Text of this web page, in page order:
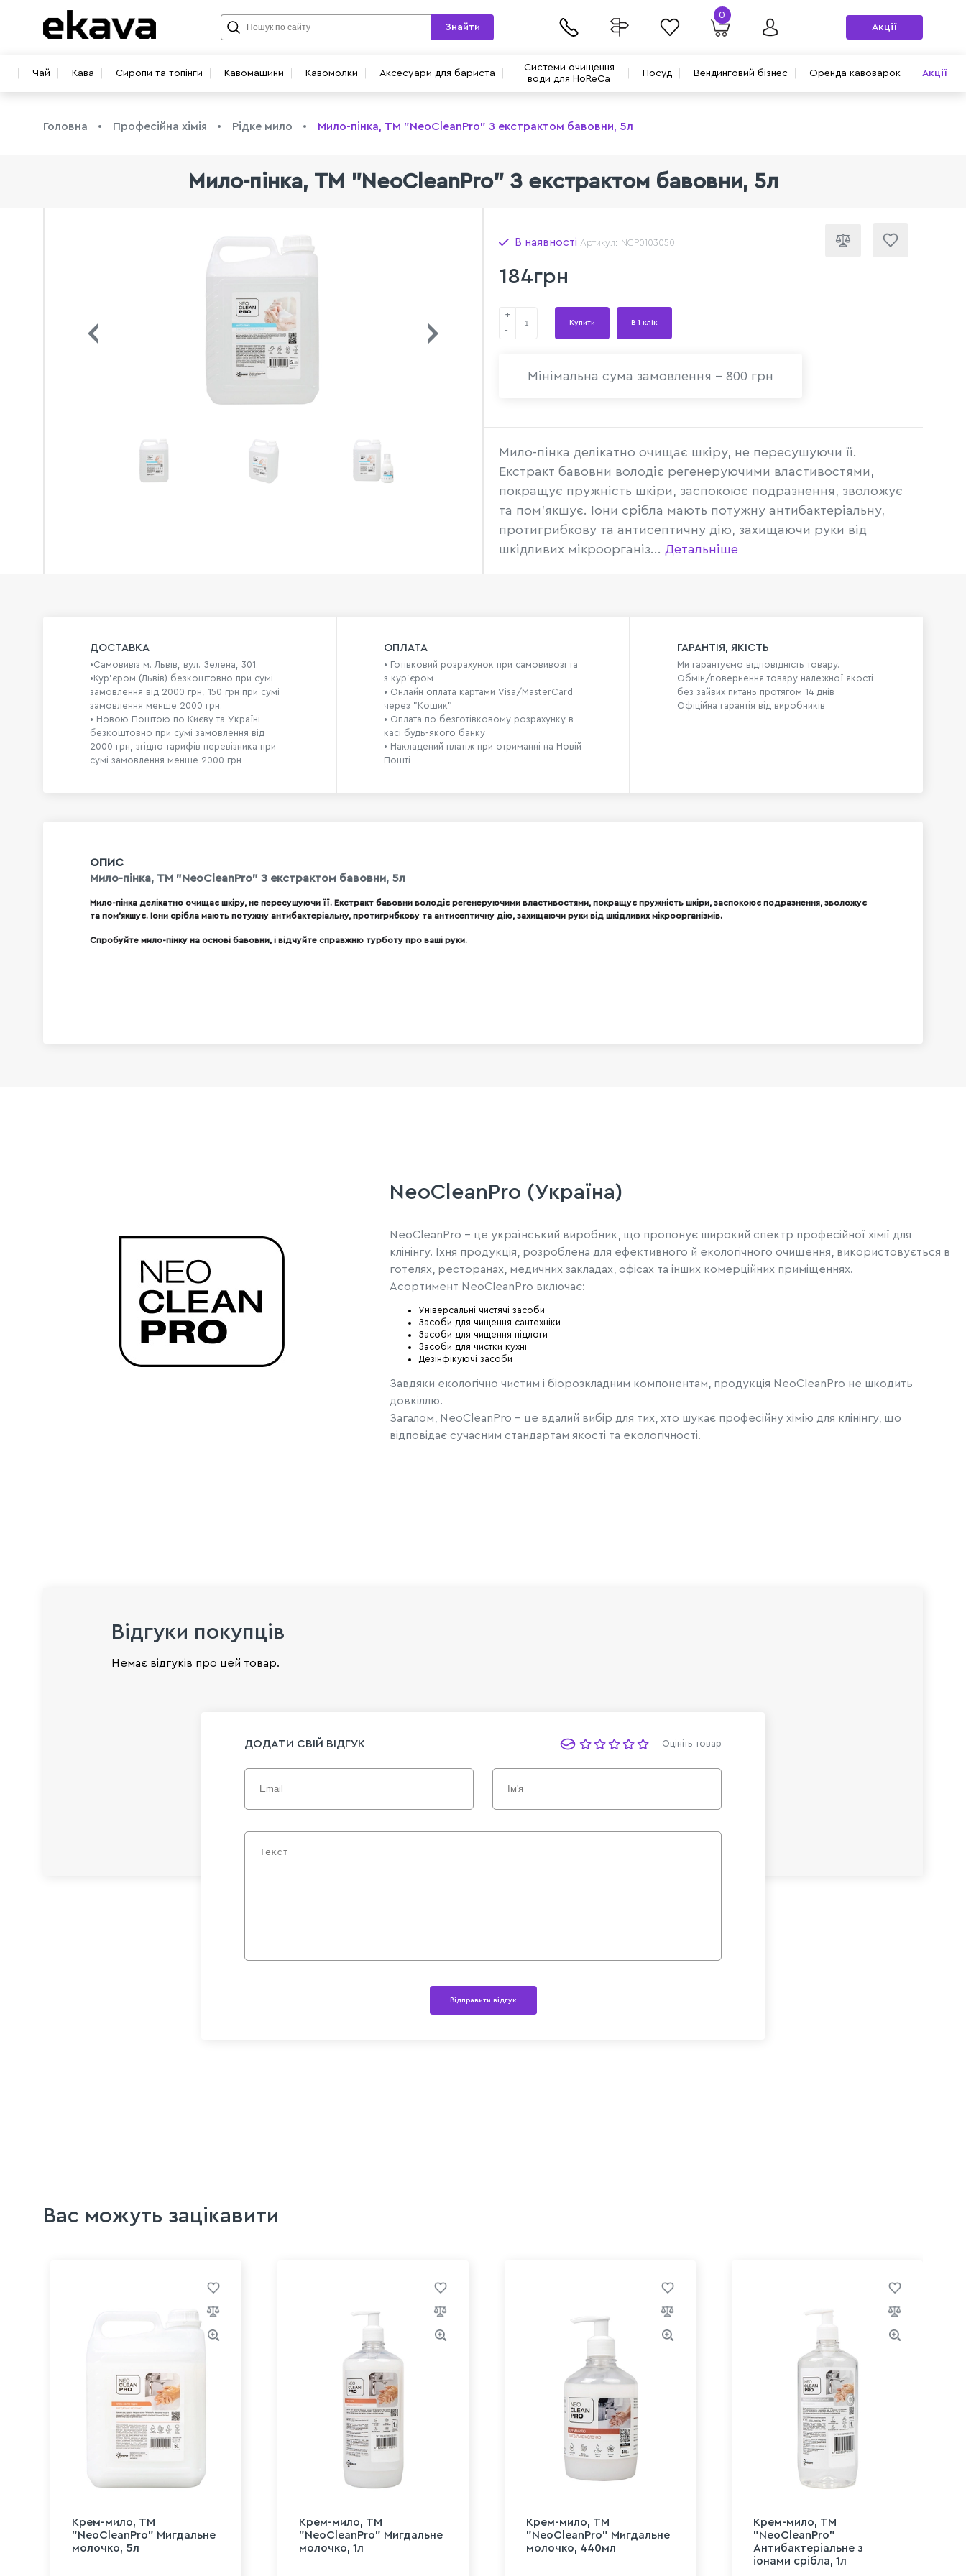
Чай Кава Сиропи та топінги Кавомашини Кавомолки Аксесуари для бариста
Системи очищення
води для HoReCa
Посуд Вендинговий бізнес Оренда кавоварок Акції
Знайти
0
Акції
Головна Професійна хімія Рідке мило Мило-пінка, ТМ "NeoCleanPro" З екстрактом бавовни, 5л
Мило-пінка, ТМ "NeoCleanPro" З екстрактом бавовни, 5л
В наявності Артикул: NCP0103050
184грн
+
-
Купити В 1 клік
Мінімальна сума замовлення - 800 грн
Мило-пінка делікатно очищає шкіру, не пересушуючи її.
Екстракт бавовни володіє регенеруючими властивостями,
покращує пружність шкіри, заспокоює подразнення, зволожує
та пом'якшує. Іони срібла мають потужну антибактеріальну,
протигрибкову та антисептичну дію, захищаючи руки від
шкідливих мікроорганіз... Детальніше
ДОСТАВКА
•Самовивіз м. Львів, вул. Зелена, 301.
•Кур'єром (Львів) безкоштовно при сумі
замовлення від 2000 грн, 150 грн при сумі
замовлення менше 2000 грн.
• Новою Поштою по Києву та Україні
безкоштовно при сумі замовлення від
2000 грн, згідно тарифів перевізника при
сумі замовлення менше 2000 грн
ОПЛАТА
• Готівковий розрахунок при самовивозі та
з кур’єром
• Онлайн оплата картами Visa/MasterCard
через "Кошик"
• Оплата по безготівковому розрахунку в
касі будь-якого банку
• Накладений платіж при отриманні на Новій
Пошті
ГАРАНТІЯ, ЯКІСТЬ
Ми гарантуємо відповідність товару.
Обмін/повернення товару належної якості
без зайвих питань протягом 14 днів
Офіційна гарантія від виробників
ОПИС
Мило-пінка, ТМ "NeoCleanPro" З екстрактом бавовни, 5л
Мило-пінка делікатно очищає шкіру, не пересушуючи її. Екстракт бавовни володіє регенеруючими властивостями, покращує пружність шкіри, заспокоює подразнення, зволожує
та пом'якшує. Іони срібла мають потужну антибактеріальну, протигрибкову та антисептичну дію, захищаючи руки від шкідливих мікроорганізмів.
Спробуйте мило-пінку на основі бавовни, і відчуйте справжню турботу про ваші руки.
NeoCleanPro (Україна)
NeoCleanPro - це український виробник, що пропонує широкий спектр професійної хімії для
клінінгу. Їхня продукція, розроблена для ефективного й екологічного очищення, використовується в
готелях, ресторанах, медичних закладах, офісах та інших комерційних приміщеннях.
Асортимент NeoCleanPro включає:
Універсальні чистячі засоби
Засоби для чищення сантехніки
Засоби для чищення підлоги
Засоби для чистки кухні
Дезінфікуючі засоби
Завдяки екологічно чистим і біорозкладним компонентам, продукція NeoCleanPro не шкодить
довкіллю.
Загалом, NeoCleanPro - це вдалий вибір для тих, хто шукає професійну хімію для клінінгу, що
відповідає сучасним стандартам якості та екологічності.
Відгуки покупців
Немає відгуків про цей товар.
ДОДАТИ СВІЙ ВІДГУК Оцініть товар
Відправити відгук
Вас можуть зацікавити
Крем-мило, ТМ
"NeoCleanPro" Мигдальне
молочко, 5л
Крем-мило, ТМ
"NeoCleanPro" Мигдальне
молочко, 1л
Крем-мило, ТМ
"NeoCleanPro" Мигдальне
молочко, 440мл
Крем-мило, ТМ
"NeoCleanPro"
Антибактеріальне з
іонами срібла, 1л